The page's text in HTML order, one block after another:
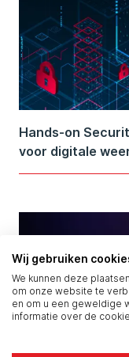
Hands-on
voor digitale
Wij gebruiken
We kunnen deze
om onze website te
en om u een geweldige
informatie over de